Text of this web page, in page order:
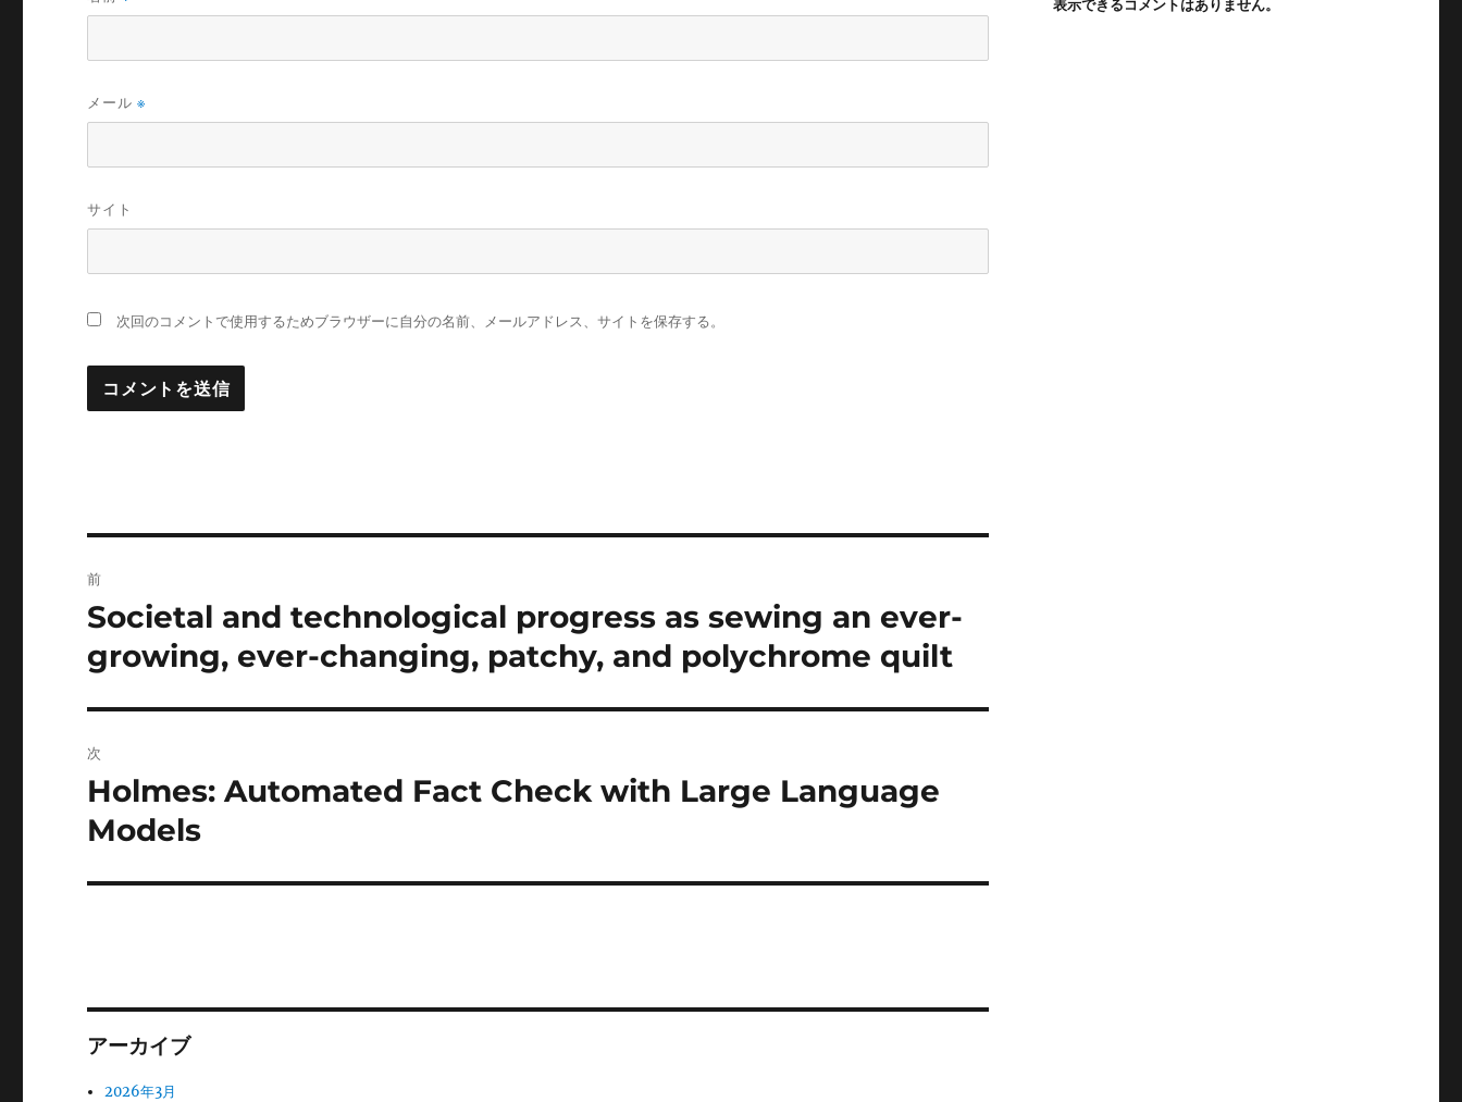
メール※
サイト
次回のコメントで使用するためブラウザーに自分の名前、メールアドレス、サイトを保存する。
稿
ナ
ゲ
ー
シ
ョ
前
前
投
稿:
Societal and technological progress as sewing an ever-
growing, ever-changing, patchy, and polychrome quilt
次
次
の
投
稿:
Holmes: Automated Fact Check with Large Language
Models
アーカイブ
2026年3月
表示できるコメントはありません。